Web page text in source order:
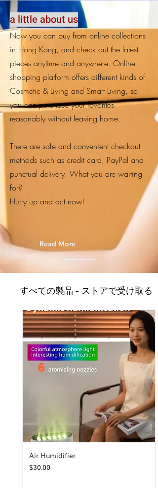
a little about us
Now you can buy from online collections
in Hong Kong, and check out the latest
pieces anytime and anywhere. Online
shopping platform offers different kinds of
Cosmetic & Living and Smart Living, so
you can purchase your favorites
reasonably without leaving home.
There are safe and convenient checkout
methods such as credit card, PayPal and
punctual delivery. What you are waiting
for?
Hurry up and act now!
Read More
すべての製品 - ストアで受け取る
Air Humidifier
価格
$30.00